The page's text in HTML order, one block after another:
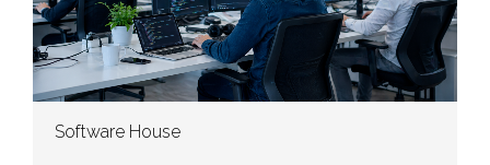
Software House